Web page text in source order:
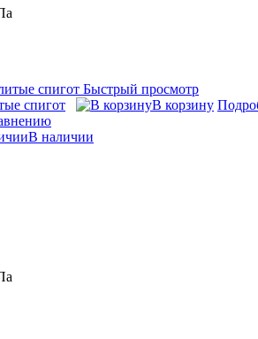
Быстрый просмотр
спигот
В корзину
В наличии